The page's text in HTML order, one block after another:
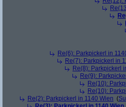
Re(6): Parkpickerl in
Re(7): Parkpickerl in
Re(8): Parkpickerl
Re(9):
Re(10):
Re(10):
Re(2): Parkpickerl in 1140 Wien (